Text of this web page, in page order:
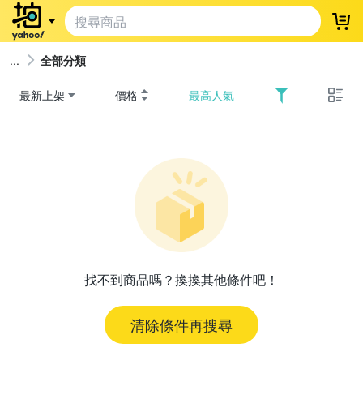
登
全部分類
最新上架 價格 最高人氣
找不到商品嗎？換換其他條件吧！
清除條件再搜尋